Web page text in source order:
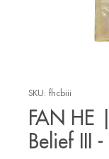
SKU: fhcbiii
FAN HE
Belief III